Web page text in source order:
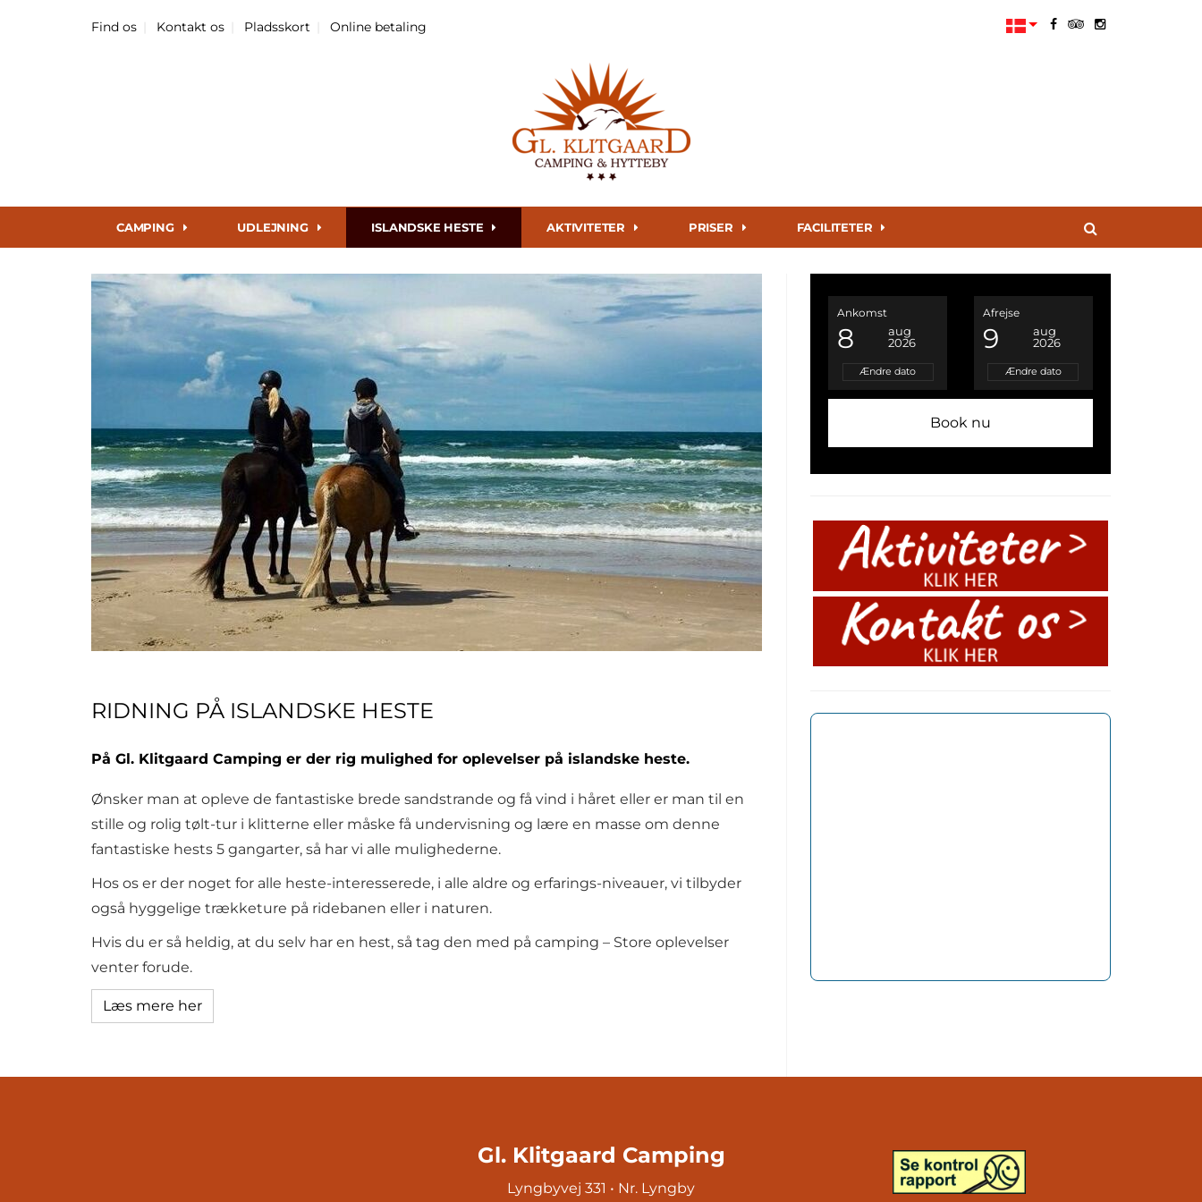
Find os Kontakt os Pladsskort Online betaling
CAMPING UDLEJNING ISLANDSKE HESTE AKTIVITETER PRISER FACILITETER
RIDNING PÅ ISLANDSKE HESTE
På Gl. Klitgaard Camping er der rig mulighed for oplevelser på islandske heste.
Ønsker man at opleve de fantastiske brede sandstrande og få vind i håret eller er man til en
stille og rolig tølt-tur i klitterne eller måske få undervisning og lære en masse om denne
fantastiske hests 5 gangarter, så har vi alle mulighederne.
Hos os er der noget for alle heste-interesserede, i alle aldre og erfarings-niveauer, vi tilbyder
også hyggelige trækketure på ridebanen eller i naturen.
Hvis du er så heldig, at du selv har en hest, så tag den med på camping – Store oplevelser
venter forude.
Læs mere her
Ankomst
8
aug
2026
Ændre dato
Afrejse
9
aug
2026
Ændre dato
Gl. Klitgaard Camping
Lyngbyvej 331 • Nr. Lyngby